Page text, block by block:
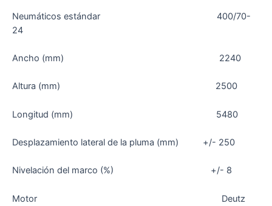
Neumáticos estándar 400/70-
24
Ancho (mm) 2240
Altura (mm) 2500
Longitud (mm) 5480
Desplazamiento lateral de la pluma (mm) +/- 250
Nivelación del marco (%) +/- 8
Motor Deutz